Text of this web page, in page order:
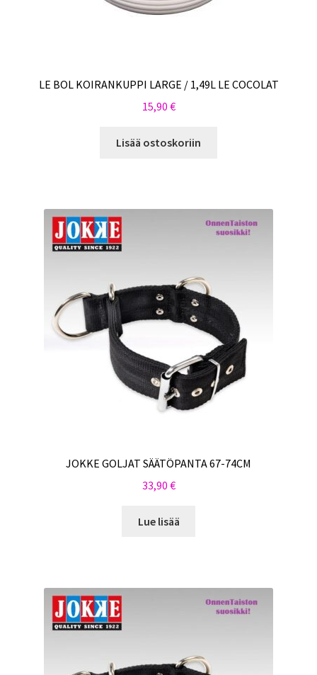
LE BOL KOIRANKUPPI LARGE / 1,49L LE COCOLAT
15,90 €
Lisää ostoskoriin
JOKKE GOLJAT SÄÄTÖPANTA 67-74CM
33,90 €
Lue lisää